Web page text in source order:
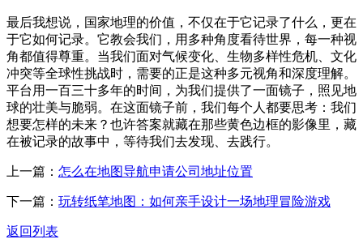
最后我想说，国家地理的价值，不仅在于它记录了什么，更在
于它如何记录。它教会我们，用多种角度看待世界，每一种视
角都值得尊重。当我们面对气候变化、生物多样性危机、文化
冲突等全球性挑战时，需要的正是这种多元视角和深度理解。
平台用一百三十多年的时间，为我们提供了一面镜子，照见地
球的壮美与脆弱。在这面镜子前，我们每个人都要思考：我们
想要怎样的未来？也许答案就藏在那些黄色边框的影像里，藏
在被记录的故事中，等待我们去发现、去践行。
上一篇： 怎么在地图导航申请公司地址位置
下一篇： 玩转纸笔地图：如何亲手设计一场地理冒险游戏
返回列表